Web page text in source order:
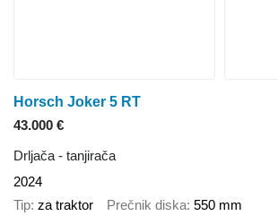
Horsch Joker 5 RT
43.000 €
Drljača - tanjirača
2024
Tip za traktor Prečnik diska 550 mm